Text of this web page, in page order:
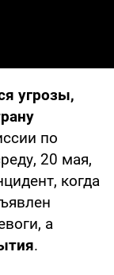
угрозы,
по
20 мая,
когда
а
.